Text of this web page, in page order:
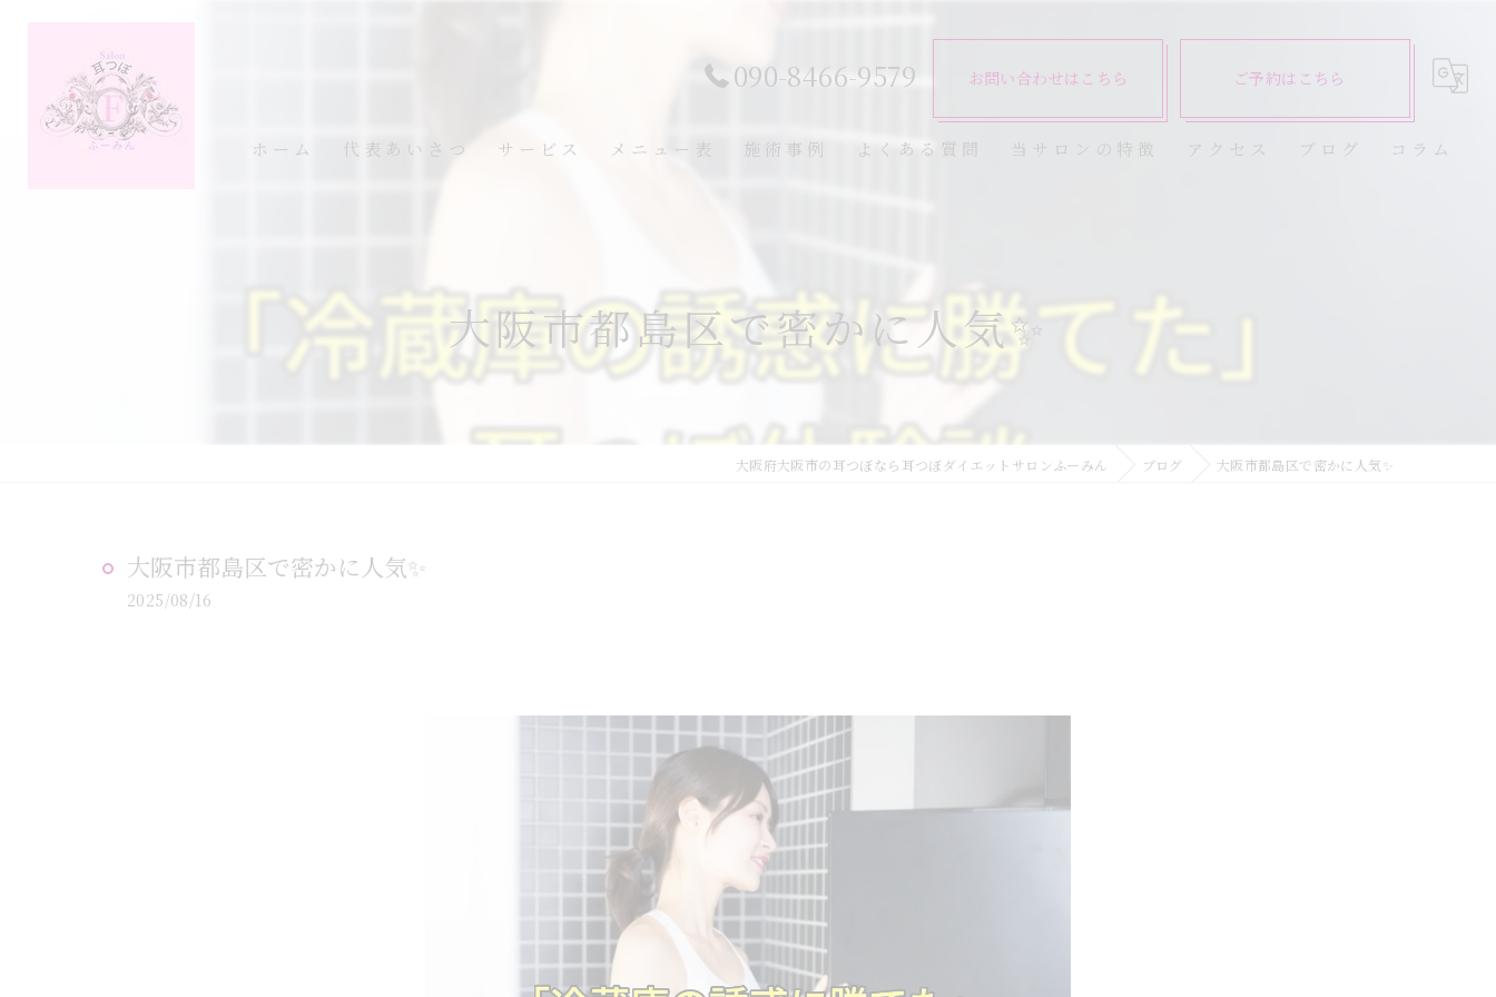
090-8466-9579 お問い合わせはこちら ご予約はこちら
ホーム 代表あいさつ サービス メニュー表 施術事例 よくある質問 当サロンの特徴
美容エステ
痩身
アクセス ブログ コラム
大阪市都島区で密かに人気✨
大阪府大阪市の耳つぼなら耳つぼダイエットサロンふーみん ブログ 大阪市都島区で密かに人気✨
大阪市都島区で密かに人気✨
2025/08/16